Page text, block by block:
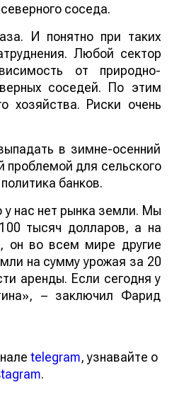
соседа.
И понятно при таких
Любой сектор
от природно-
соседей. По этим
хозяйства. Риски очень
в зимне-осенний
проблемой для сельского
банков.
нас нет рынка земли. Мы
тысяч долларов, а на
он во всем мире другие
на сумму урожая за 20
аренды. Если сегодня у
– заключил Фарид
telegram, узнавайте о
.